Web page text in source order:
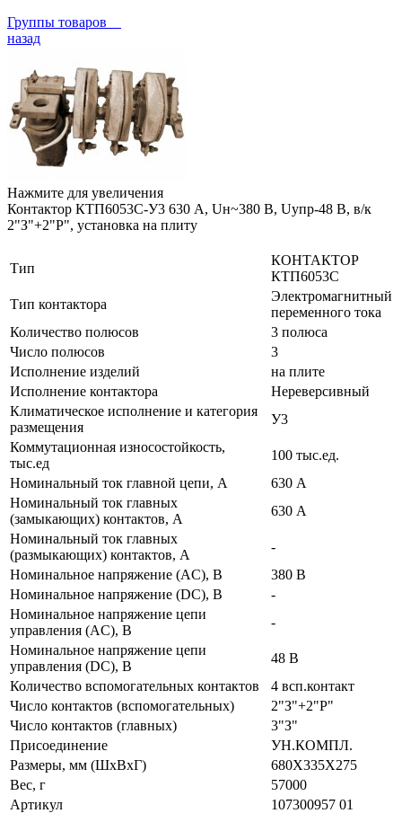
Группы товаров
назад
Нажмите для увеличения
Контактор КТП6053С-У3 630 А, Uн~380 В, Uупр-48 В, в/к
2"З"+2"Р", установка на плиту
Тип
КОНТАКТОР
КТП6053С
Тип контактора
Электромагнитный
переменного тока
Количество полюсов
3 полюса
Число полюсов
3
Исполнение изделий
на плите
Исполнение контактора
Нереверсивный
Климатическое исполнение и категория
размещения
У3
Коммутационная износостойкость,
тыс.ед
100 тыс.ед.
Номинальный ток главной цепи, А
630 А
Номинальный ток главных
(замыкающих) контактов, А
630 А
Номинальный ток главных
(размыкающих) контактов, А
-
Номинальное напряжение (AC), В
380 В
Номинальное напряжение (DC), В
-
Номинальное напряжение цепи
управления (AC), В
-
Номинальное напряжение цепи
управления (DC), В
48 В
Количество вспомогательных контактов
4 всп.контакт
Число контактов (вспомогательных)
2"З"+2"Р"
Число контактов (главных)
3"З"
Присоединение
УН.КОМПЛ.
Размеры, мм (ШхВхГ)
680Х335Х275
Вес, г
57000
Артикул
107300957 01